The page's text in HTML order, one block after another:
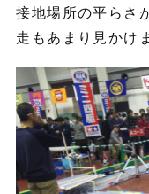
接地場所の平らさ
走もあまり見かけ